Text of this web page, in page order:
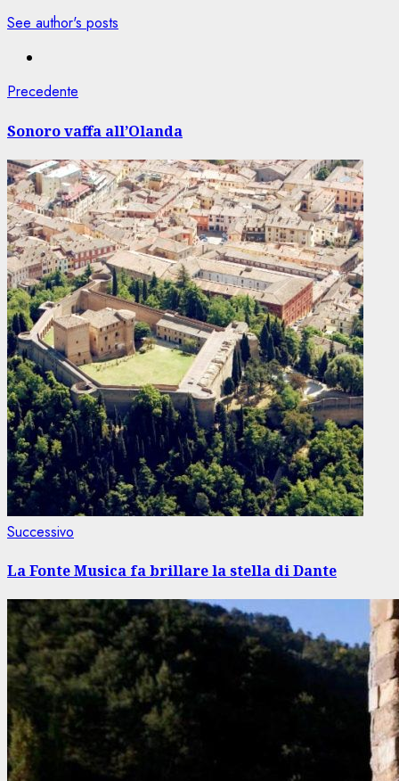
See author's posts
Navigazione
articolo
Precedente
Sonoro vaffa all’Olanda
Successivo
La Fonte Musica fa brillare la stella di Dante